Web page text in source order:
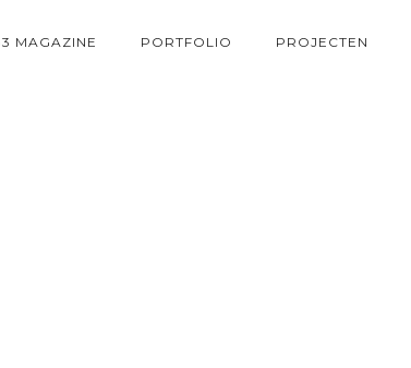
MAGAZINE PORTFOLIO PROJECTEN